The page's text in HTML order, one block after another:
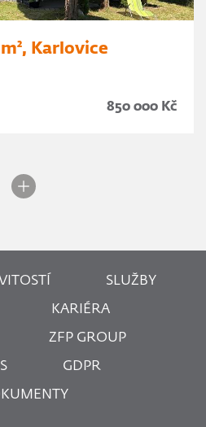
Karlovice
850 000 Kč
SLUŽBY
KARIÉRA
ZFP GROUP
GDPR